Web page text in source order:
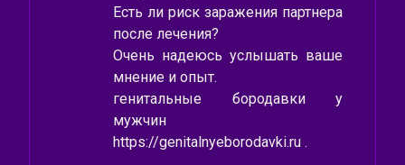
Есть ли риск заражения партнера
после лечения?
Очень надеюсь услышать ваше
мнение и опыт.
генитальные бородавки у
мужчин
https://genitalnyeborodavki.ru .